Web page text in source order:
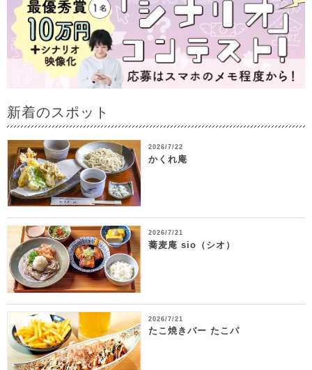
新着のスポット
2026/7/22
かくれ庵
2026/7/21
蕎麦庵 sio（シオ）
2026/7/21
たこ焼きバー たこパ